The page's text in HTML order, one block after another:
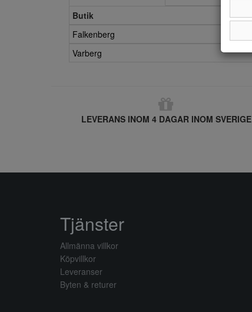
Butik
Falkenberg
Varberg
LEVERANS INOM 4 DAGAR INOM SVERIGE
Tjänster
Allmänna villkor
Köpvillkor
Leveranser
Byten & returer